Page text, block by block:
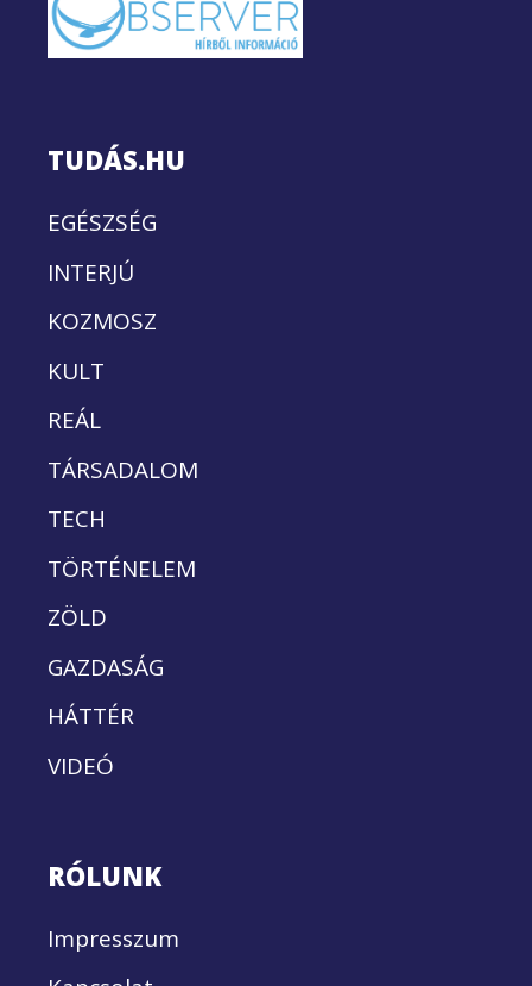
TUDÁS.HU
EGÉSZSÉG
INTERJÚ
KOZMOSZ
KULT
REÁL
TÁRSADALOM
TECH
TÖRTÉNELEM
ZÖLD
GAZDASÁG
HÁTTÉR
VIDEÓ
RÓLUNK
Impresszum